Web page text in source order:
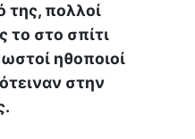
της, πολλοί
το στο σπίτι
ηθοποιοί
στην